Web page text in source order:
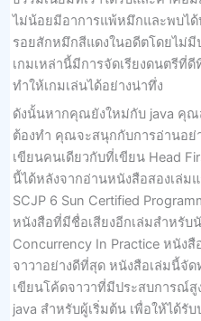
ไม่น้อยมีอาการแพ้หมึกและพบไ
รอยสักหมึกสีแดงในอดีตโดยไม่
เกมเหล่านี้มีการจัดเรียงดนตรีที่
ทำให้เกมเล่นได้อย่างน่าทึ่ง
ดังนั้นหากคุณยังใหม่กับ java คุณ
ต้องทำ คุณจะสนุกกับการอ่านอ
เขียนคนเดียวกับที่เขียน Head
นี้ได้หลังจากอ่านหนังสือสองเล่ม
SCJP 6 Sun Certified
หนังสือที่มีชื่อเสียงอีกเล่มสำหรับ
Concurrency In Practice หนัง
จาวาอย่างดีที่สุด หนังสือเล่มนี้
เขียนโค้ดจาวาที่มีประสบการณ์
java สำหรับผู้เริ่มต้น เพื่อให้ได้